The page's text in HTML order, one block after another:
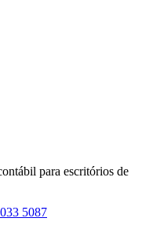
para escritórios de
5087